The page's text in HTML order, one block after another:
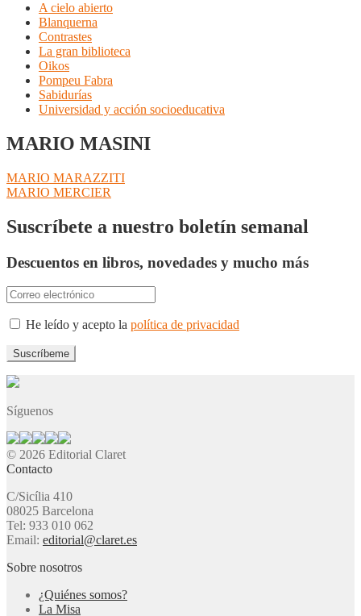
A cielo abierto
Blanquerna
Contrastes
La gran biblioteca
Oikos
Pompeu Fabra
Sabidurías
Universidad y acción socioeducativa
MARIO MASINI
Navegación
de
entradas
Anterior:
MARIO MARAZZITI
Siguiente:
MARIO MERCIER
Suscríbete a nuestro boletín semanal
Descuentos en libros, novedades y mucho más
He leído y acepto la política de privacidad
Síguenos
© 2026 Editorial Claret
Contacto
C/Sicília 410
08025 Barcelona
Tel: 933 010 062
Email: editorial@claret.es
Sobre nosotros
¿Quiénes somos?
La Misa